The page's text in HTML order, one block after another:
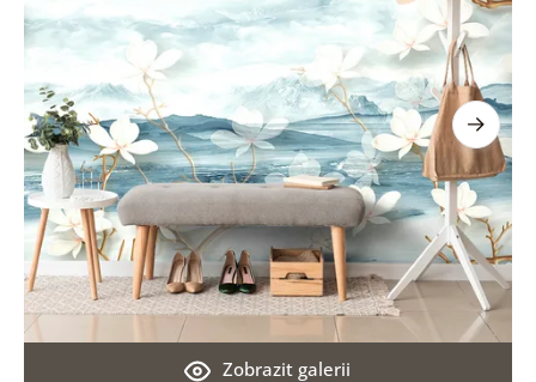
Zobrazit galerii